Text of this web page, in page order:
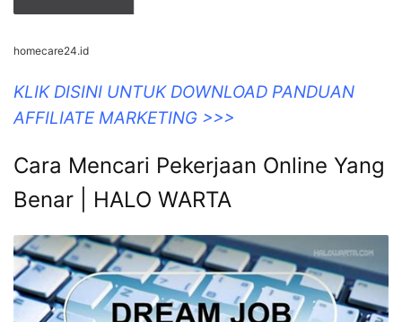
homecare24.id
KLIK DISINI UNTUK DOWNLOAD PANDUAN
AFFILIATE MARKETING >>>
Cara Mencari Pekerjaan Online Yang
Benar | HALO WARTA